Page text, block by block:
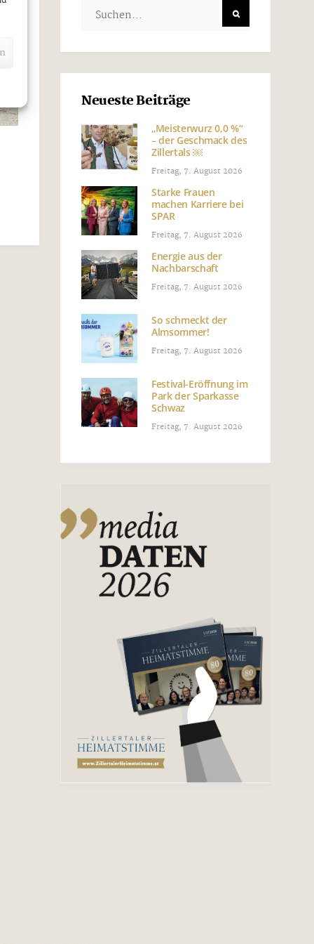
Neueste Beiträge
„Meisterwurz 0,0 %“
– der Geschmack des
Zillertals ￼
Freitag, 7. August 2026
Starke Frauen
machen Karriere bei
SPAR
Freitag, 7. August 2026
Energie aus der
Nachbarschaft
Freitag, 7. August 2026
So schmeckt der
Almsommer!
Freitag, 7. August 2026
Festival-Eröffnung im
Park der Sparkasse
Schwaz
Freitag, 7. August 2026